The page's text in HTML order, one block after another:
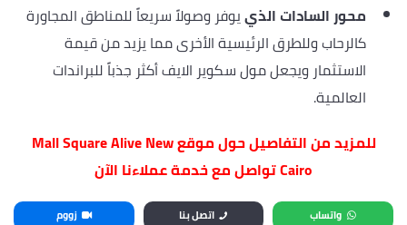
محور السادات الذييوفر وصولاً سريعاً للمناطق المجاورة
كالرحاب وللطرق الرئيسية الأخرى مما يزيد من قيمة
الاستثمار ويجعل مول سكوير الايف أكثر جذباً للبراندات
العالمية.
للمزيد من التفاصيل حول موقع Mall Square Alive New
Cairo تواصل مع خدمة عملاءنا الآن
واتساب اتصل بنا زووم